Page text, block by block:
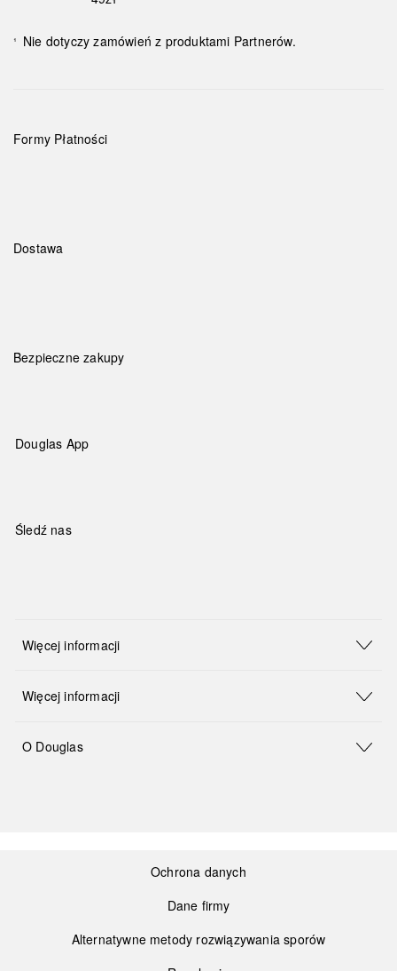
¹ Nie dotyczy zamówień z produktami Partnerów.
Formy Płatności
Dostawa
Bezpieczne zakupy
Douglas App
Śledź nas
Więcej informacji
Więcej informacji
O Douglas
Ochrona danych
Dane firmy
Alternatywne metody rozwiązywania sporów